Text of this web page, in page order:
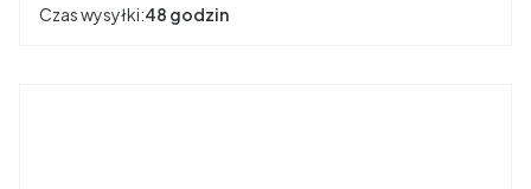
Czas wysyłki:48 godzin